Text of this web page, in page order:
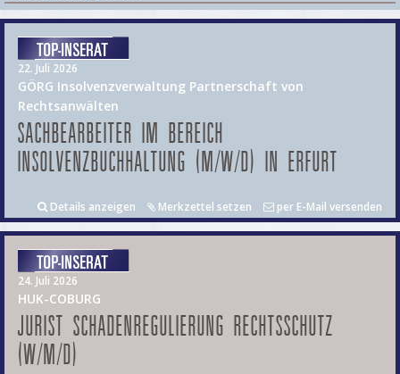
22. Juli 2026
GÖRG Insolvenzverwaltung Partnerschaft von
Rechtsanwälten
SACHBEARBEITER IM BEREICH
INSOLVENZBUCHHALTUNG (M/W/D) IN ERFURT
Details anzeigen Merkzettel setzen per E-Mail versenden
24. Juli 2026
HUK-COBURG
JURIST SCHADENREGULIERUNG RECHTSSCHUTZ
(W/M/D)